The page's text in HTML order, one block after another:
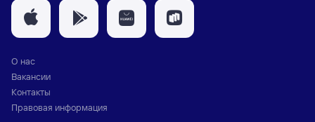
О нас
Вакансии
Контакты
Правовая информация